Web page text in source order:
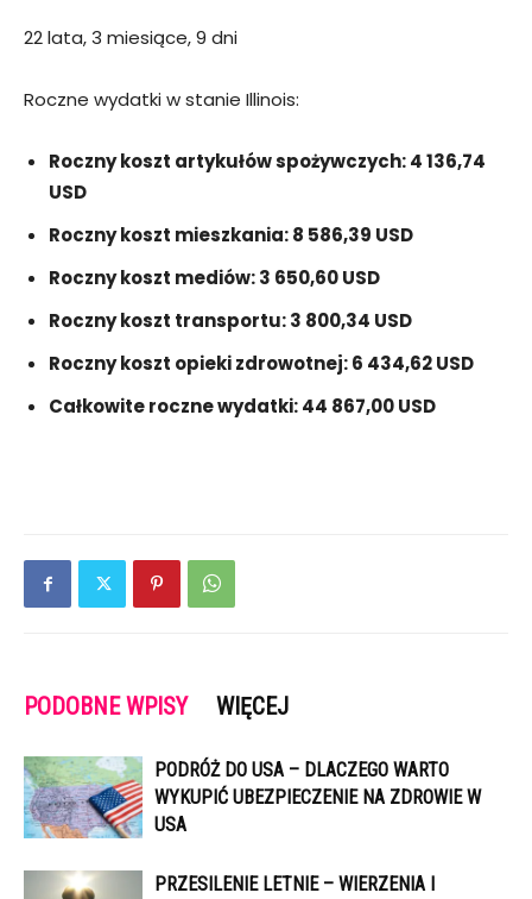
22 lata, 3 miesiące, 9 dni
Roczne wydatki w stanie Illinois:
Roczny koszt artykułów spożywczych: 4 136,74
USD
Roczny koszt mieszkania: 8 586,39 USD
Roczny koszt mediów: 3 650,60 USD
Roczny koszt transportu: 3 800,34 USD
Roczny koszt opieki zdrowotnej: 6 434,62 USD
Całkowite roczne wydatki: 44 867,00 USD
PODOBNE WPISY WIĘCEJ
PODRÓŻ DO USA – DLACZEGO WARTO
WYKUPIĆ UBEZPIECZENIE NA ZDROWIE W
USA
PRZESILENIE LETNIE – WIERZENIA I